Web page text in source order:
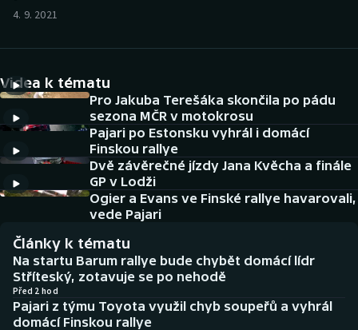
Cyklistika
DALŠÍ SPORTY
Americký fotbal
Baseball a softbal
Biatlon
Boby a skeleton
NEPŘEHLÉDNĚTE
Soutěže
Aplikace ČT sport
AZ kvíz
4. 9. 2021
Videa k tématu
Pro Jakuba Terešáka skončila po pádu
sezona MČR v motokrosu
Pajari po Estonsku vyhrál i domácí
Finskou rallye
Dvě závěrečné jízdy Jana Kvěcha a finále
GP v Lodži
Ogier a Evans ve Finské rallye havarovali,
vede Pajari
Články k tématu
Na startu Barum rallye bude chybět domácí lídr
Stříteský, zotavuje se po nehodě
Před 2 hod
Pajari z týmu Toyota využil chyb soupeřů a vyhrál
domácí Finskou rallye